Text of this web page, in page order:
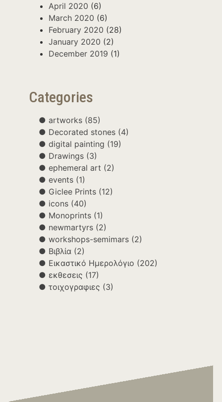
April 2020 (6)
March 2020 (6)
February 2020 (28)
January 2020 (2)
December 2019 (1)
Categories
artworks (85)
Decorated stones (4)
digital painting (19)
Drawings (3)
ephemeral art (2)
events (1)
Giclee Prints (12)
icons (40)
Monoprints (1)
newmartyrs (2)
workshops-semimars (2)
Βιβλία (2)
Εικαστικό Ημερολόγιο (202)
εκθεσεις (17)
τοιχογραφιες (3)